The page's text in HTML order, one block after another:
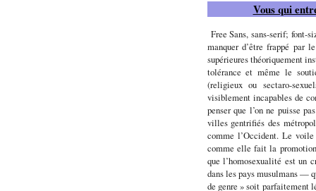
Vous qui
Free Sans, sans-serif; font-
manquer d’être frappé par
supérieures théoriquement
tolérance et même le
(religieux ou sectaro-
visiblement incapables de
penser que l’on ne puisse
villes gentrifiés des
comme l’Occident. Le
comme elle fait la
que l’homosexualité est un
dans les pays musulmans —
de genre » soit parfaitement